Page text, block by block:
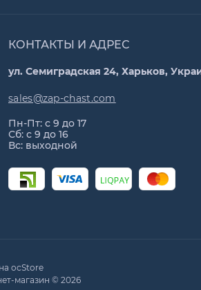
КОНТАКТЫ И АДРЕС
ул. Семиградская 24, Харьков,
sales@zap-chast.com
Пн-Пт: с 9 до 17
Сб: с 9 до 16
Вс: выходной
ocStore
магазин © 2026